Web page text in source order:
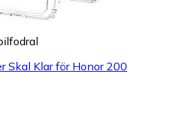
Skal Klar för Honor 200